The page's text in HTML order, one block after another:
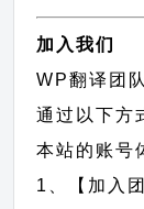
加入我们
WP翻译团
通过以下方
本站的账号
1、【加入